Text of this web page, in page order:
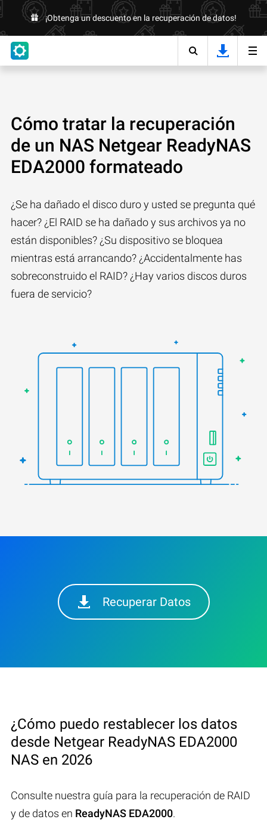
¡Obtenga un descuento en la recuperación de datos!
Cómo tratar la recuperación
de un NAS Netgear ReadyNAS
EDA2000 formateado
¿Se ha dañado el disco duro y usted se pregunta qué
hacer? ¿El RAID se ha dañado y sus archivos ya no
están disponibles? ¿Su dispositivo se bloquea
mientras está arrancando? ¿Accidentalmente has
sobreconstruido el RAID? ¿Hay varios discos duros
fuera de servicio?
Recuperar Datos
¿Cómo puedo restablecer los datos
desde Netgear ReadyNAS EDA2000
NAS en 2026
Consulte nuestra guía para la recuperación de RAID
y de datos en ReadyNAS EDA2000.